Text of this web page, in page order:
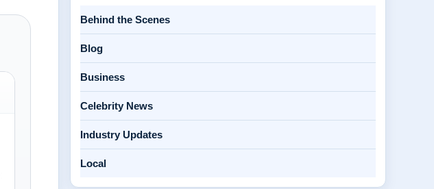
Behind the Scenes
Blog
Business
Celebrity News
Industry Updates
Local